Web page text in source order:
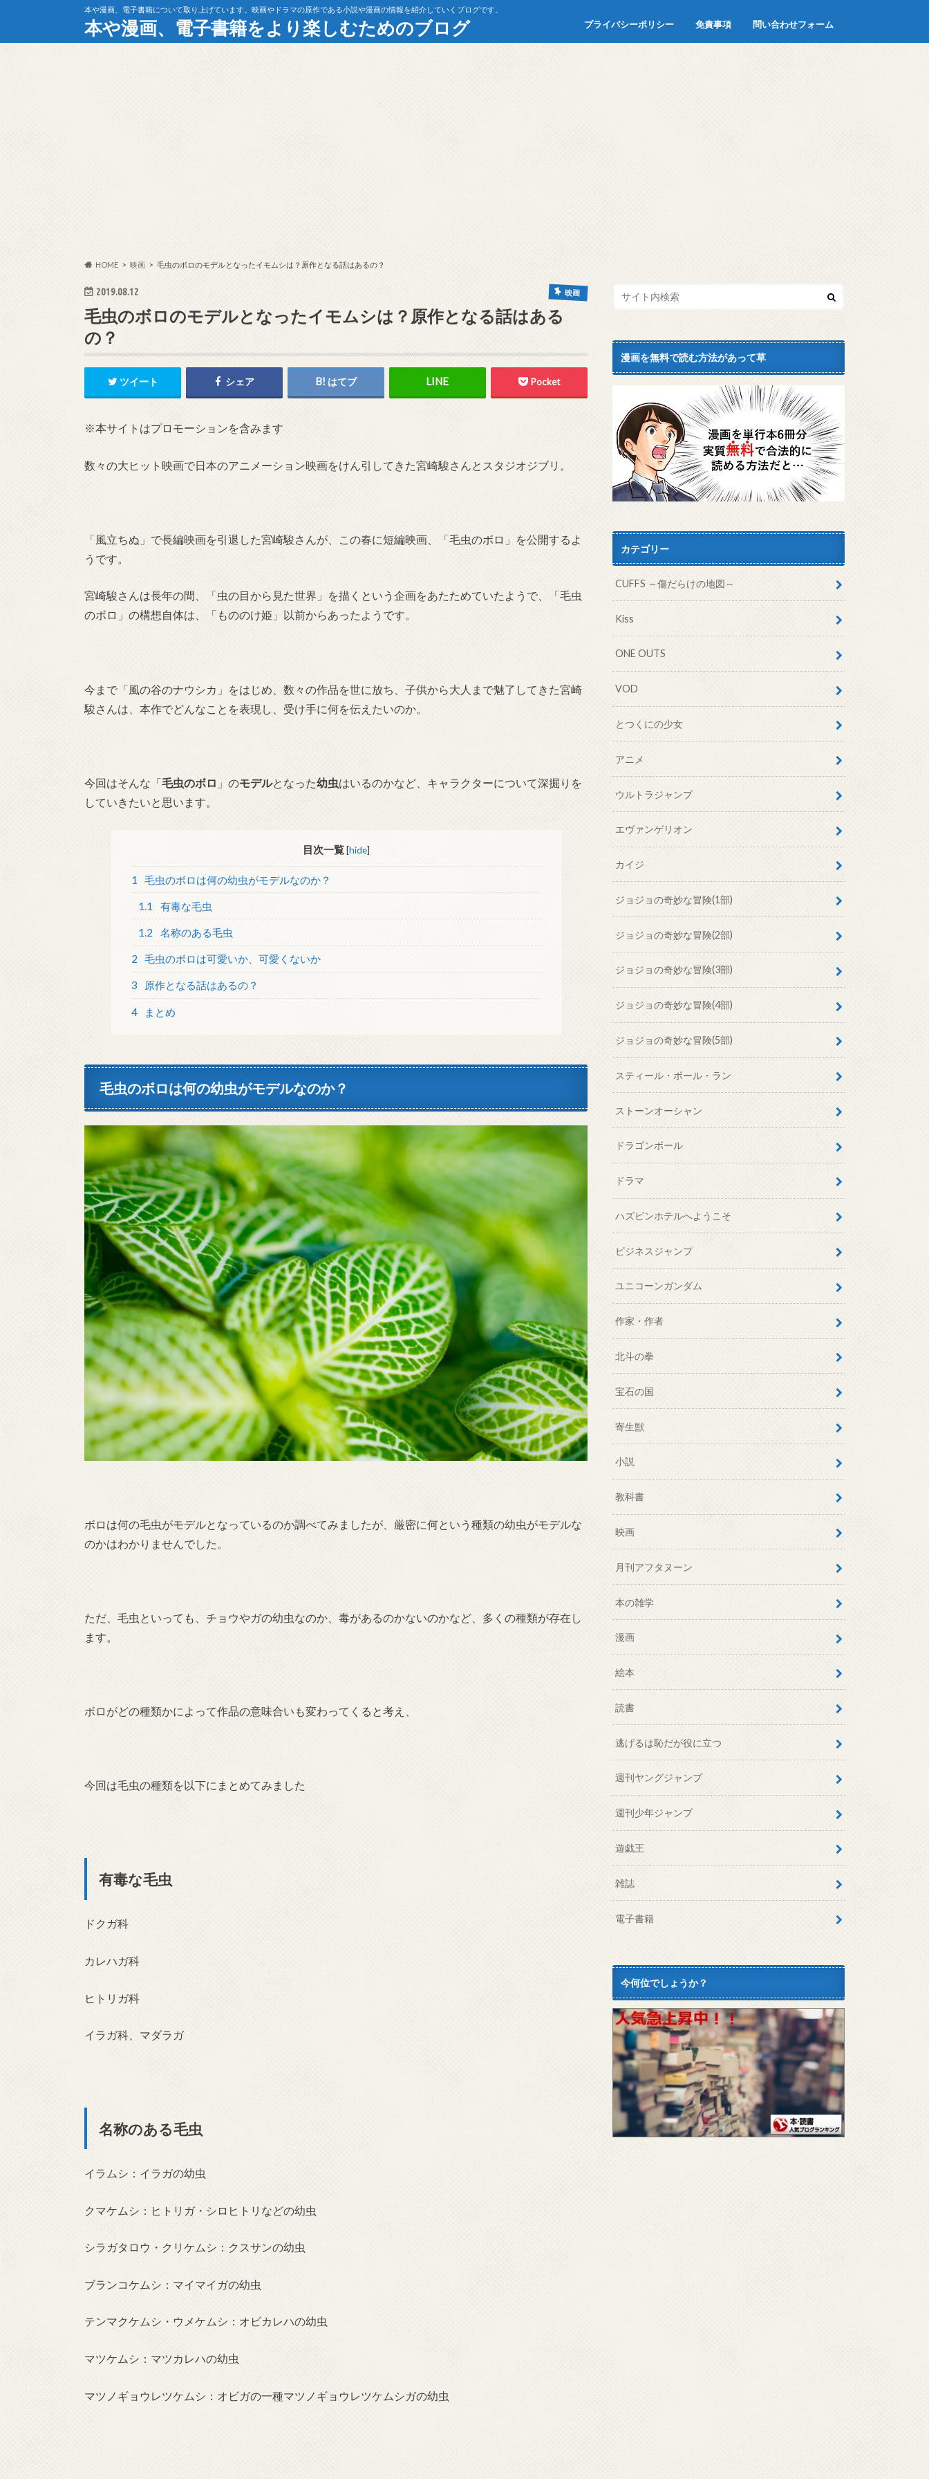
本や漫画、電子書籍について取り上げています。映画やドラマの原作である小説や漫画の情報を紹介していくブログです。
本や漫画、電子書籍をより楽しむためのブログ プライバシーポリシー 免責事項 問い合わせフォーム
HOME 映画 毛虫のボロのモデルとなったイモムシは？原作となる話はあるの？
2019.08.12 映画
毛虫のボロのモデルとなったイモムシは？原作となる話はある
の？
ツイート シェア はてブ Pocket
※本サイトはプロモーションを含みます
数々の大ヒット映画で日本のアニメーション映画をけん引してきた宮崎駿さんとスタジオジブリ。
「風立ちぬ」で長編映画を引退した宮崎駿さんが、この春に短編映画、「毛虫のボロ」を公開するよ
うです。
宮崎駿さんは長年の間、「虫の目から見た世界」を描くという企画をあたためていたようで、「毛虫
のボロ」の構想自体は、「もののけ姫」以前からあったようです。
今まで「風の谷のナウシカ」をはじめ、数々の作品を世に放ち、子供から大人まで魅了してきた宮崎
駿さんは、本作でどんなことを表現し、受け手に何を伝えたいのか。
今回はそんな「毛虫のボロ 」のモデルとなった幼虫はいるのかなど、キャラクターについて深掘りを
していきたいと思います。
目次一覧 [hide]
1 毛虫のボロは何の幼虫がモデルなのか？
1.1 有毒な毛虫
1.2 名称のある毛虫
2 毛虫のボロは可愛いか、可愛くないか
3 原作となる話はあるの？
4 まとめ
毛虫のボロは何の幼虫がモデルなのか？
ボロは何の毛虫がモデルとなっているのか調べてみましたが、厳密に何という種類の幼虫がモデルな
のかはわかりませんでした。
ただ、毛虫といっても、チョウやガの幼虫なのか、毒があるのかないのかなど、多くの種類が存在し
ます。
ボロがどの種類かによって作品の意味合いも変わってくると考え、
今回は毛虫の種類を以下にまとめてみました
有毒な毛虫
ドクガ科
カレハガ科
ヒトリガ科
イラガ科、マダラガ
名称のある毛虫
イラムシ：イラガの幼虫
クマケムシ：ヒトリガ・シロヒトリなどの幼虫
シラガタロウ・クリケムシ：クスサンの幼虫
ブランコケムシ：マイマイガの幼虫
テンマクケムシ・ウメケムシ：オビカレハの幼虫
マツケムシ：マツカレハの幼虫
マツノギョウレツケムシ：オビガの一種マツノギョウレツケムシガの幼虫
漫画を無料で読む方法があって草
カテゴリー
CUFFS ～傷だらけの地図～
Kiss
ONE OUTS
VOD
とつくにの少女
アニメ
ウルトラジャンプ
エヴァンゲリオン
カイジ
ジョジョの奇妙な冒険(1部)
ジョジョの奇妙な冒険(2部)
ジョジョの奇妙な冒険(3部)
ジョジョの奇妙な冒険(4部)
ジョジョの奇妙な冒険(5部)
スティール・ボール・ラン
ストーンオーシャン
ドラゴンボール
ドラマ
ハズビンホテルへようこそ
ビジネスジャンプ
ユニコーンガンダム
作家・作者
北斗の拳
宝石の国
寄生獣
小説
教科書
映画
月刊アフタヌーン
本の雑学
漫画
絵本
読書
逃げるは恥だが役に立つ
週刊ヤングジャンプ
週刊少年ジャンプ
遊戯王
雑誌
電子書籍
今何位でしょうか？